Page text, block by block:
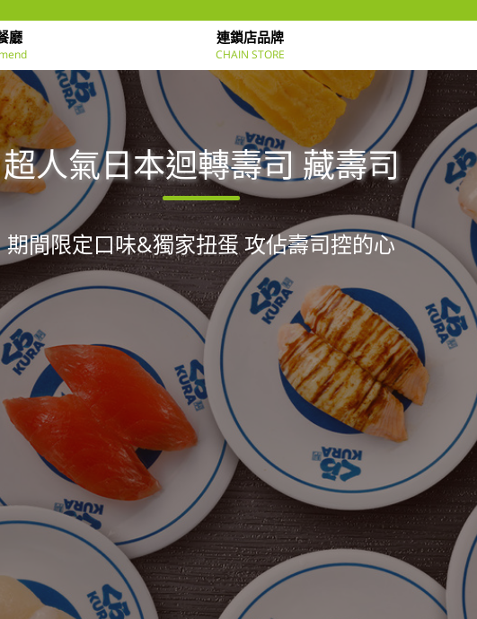
廳 連鎖店品牌
CHAIN STORE
超人氣日本迴轉壽司 藏壽司
期間限定口味&獨家扭蛋 攻佔壽司控的心